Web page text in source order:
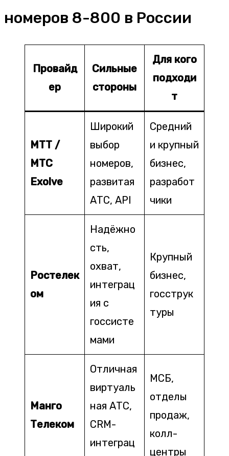
номеров 8-800 в России
Провайд
ер
Сильные
стороны
Для кого
подходи
т
МТТ /
МТС
Exolve
Широкий
выбор
номеров,
развитая
АТС, API
Средний
и крупный
бизнес,
разработ
чики
Ростелек
ом
Надёжно
сть,
охват,
интеграц
ия с
госсисте
мами
Крупный
бизнес,
госструк
туры
Манго
Телеком
Отличная
виртуаль
ная АТС,
CRM-
интеграц
МСБ,
отделы
продаж,
колл-
центры